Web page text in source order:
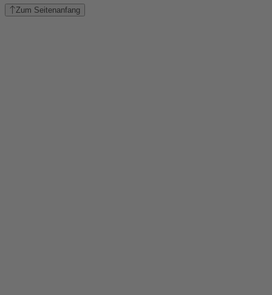
Zum Seitenanfang